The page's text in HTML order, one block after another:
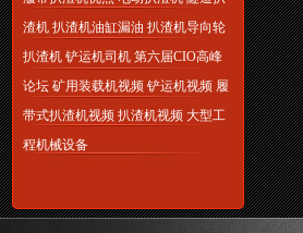
渣机 扒渣机油缸漏油 扒渣机导向轮
扒渣机 铲运机司机 第六届CIO高峰
论坛 矿用装载机视频 铲运机视频 履
带式扒渣机视频 扒渣机视频 大型工
程机械设备